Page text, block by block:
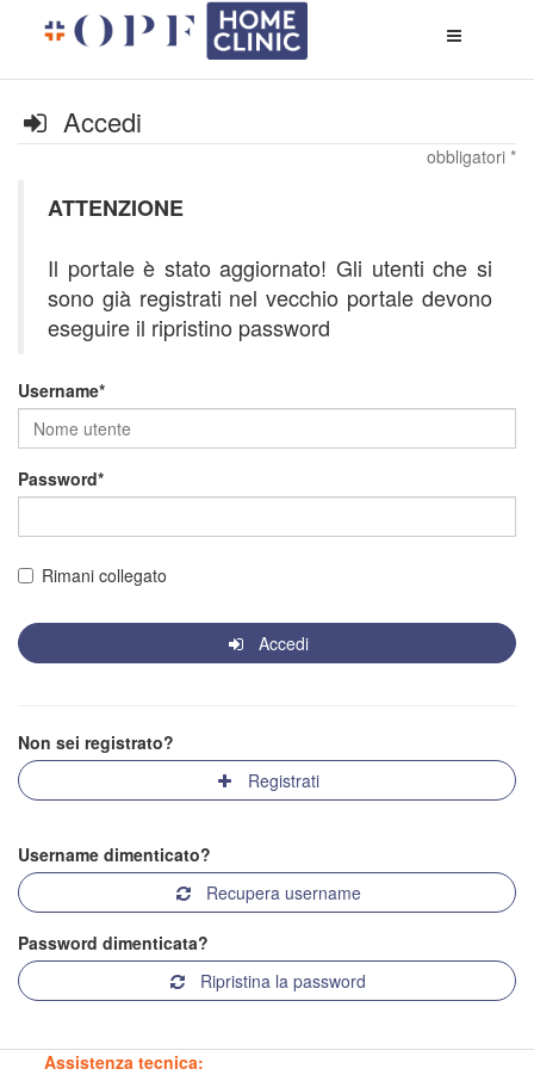
di
Accedi
obbligatori *
ATTENZIONE
Il portale è stato aggiornato! Gli utenti che si
sono già registrati nel vecchio portale devono
eseguire il ripristino password
Username
Password
Rimani collegato
Accedi
Non sei registrato?
Registrati
Username dimenticato?
Recupera username
Password dimenticata?
Ripristina la password
Assistenza tecnica: